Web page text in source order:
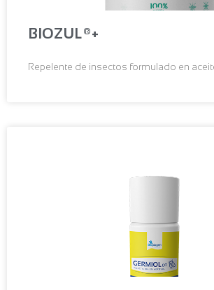
BIOZUL®+
Repelente de insectos formulado en